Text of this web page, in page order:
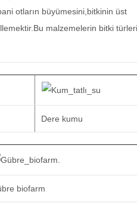
otların büyümesini,bitkinin üst
malzemelerin bitki
Dere kumu
biofarm